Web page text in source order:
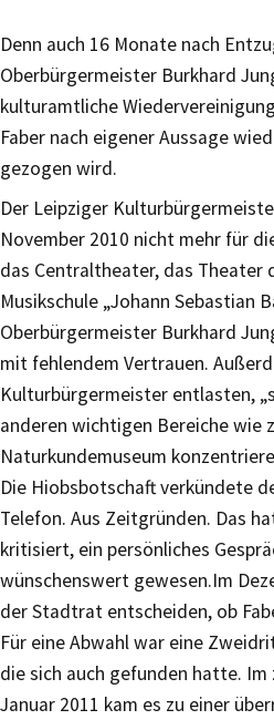
Denn auch 16 Monate nach
Oberbürgermeister Burkhard
kulturamtliche
Faber nach eigener Aussage
gezogen wird.
Der Leipziger
November 2010 nicht mehr für
das Centraltheater, das Theater
Musikschule „Johann Sebastian
Oberbürgermeister Burkhard
mit fehlendem Vertrauen.
Kulturbürgermeister entlasten,
anderen wichtigen Bereiche wie
Naturkundemuseum
Die Hiobsbotschaft verkündete
Telefon. Aus Zeitgründen. Das
kritisiert, ein persönliches
wünschenswert gewesen.Im
der Stadtrat entscheiden, ob
Für eine Abwahl war eine
die sich auch gefunden hatte.
Januar 2011 kam es zu einer